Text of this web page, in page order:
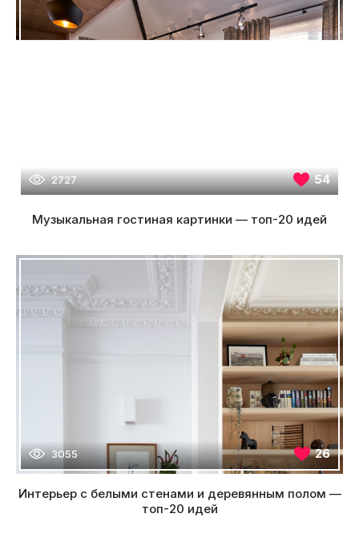
2727 54
Музыкальная гостиная картинки — топ-20 идей
3055 26
Интерьер с белыми стенами и деревянным полом —
топ-20 идей